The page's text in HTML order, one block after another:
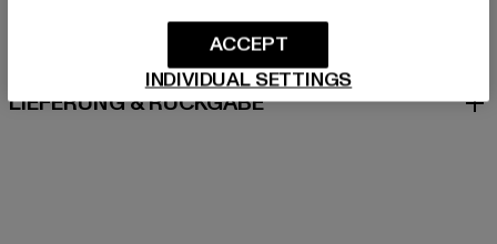
LIEFERUNG & RÜCKGABE
INDIVIDUAL SETTINGS
ACCEPT